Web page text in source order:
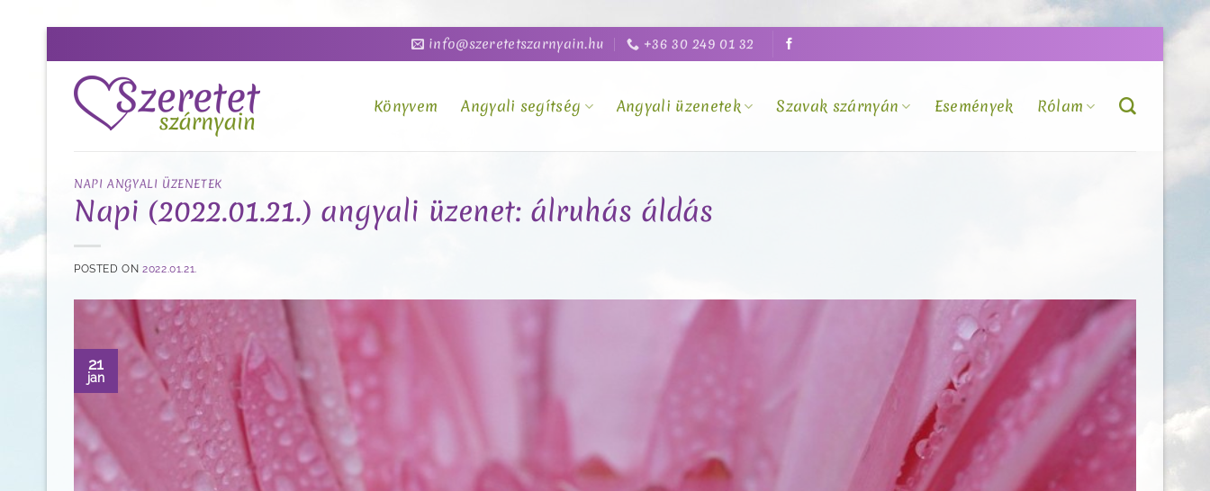
to
content
info@szeretetszarnyain.hu +36 30 249 01 32
Könyvem Angyali segítség Angyali üzenetek Szavak szárnyán Események Rólam
NAPI ANGYALI ÜZENETEK
Napi (2022.01.21.) angyali üzenet: álruhás áldás
POSTED ON2022.01.21.
21
jan